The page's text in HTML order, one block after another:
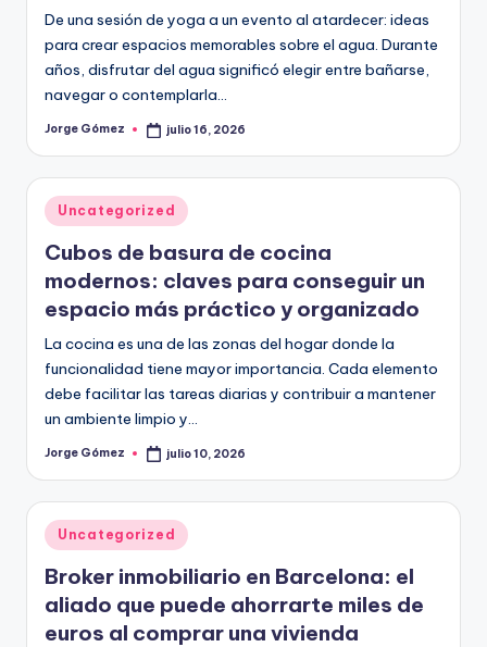
De una sesión de yoga a un evento al atardecer: ideas
para crear espacios memorables sobre el agua. Durante
años, disfrutar del agua significó elegir entre bañarse,
navegar o contemplarla…
Publicado
Jorge Gómez julio 16, 2026
Publicado
en
Uncategorized
Cubos de basura de cocina
modernos: claves para conseguir un
espacio más práctico y organizado
La cocina es una de las zonas del hogar donde la
funcionalidad tiene mayor importancia. Cada elemento
debe facilitar las tareas diarias y contribuir a mantener
un ambiente limpio y…
Publicado
Jorge Gómez julio 10, 2026
Publicado
en
Uncategorized
Broker inmobiliario en Barcelona: el
aliado que puede ahorrarte miles de
euros al comprar una vivienda